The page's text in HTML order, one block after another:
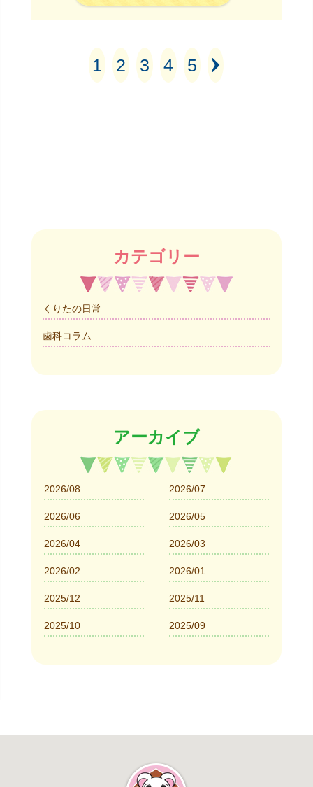
1 2 3 4 5
カテゴリー
くりたの日常
歯科コラム
アーカイブ
2026/08 2026/07
2026/06 2026/05
2026/04 2026/03
2026/02 2026/01
2025/12 2025/11
2025/10 2025/09